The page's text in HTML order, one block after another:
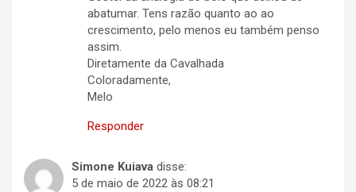
abatumar. Tens razão quanto ao ao
crescimento, pelo menos eu também penso
assim.
Diretamente da Cavalhada
Coloradamente,
Melo
Responder
Simone Kuiava disse:
5 de maio de 2022 às 08:21